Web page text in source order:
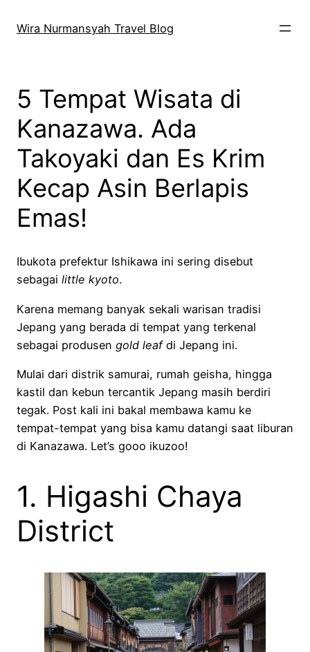
Wira Nurmansyah Travel Blog
5 Tempat Wisata di
Kanazawa. Ada
Takoyaki dan Es Krim
Kecap Asin Berlapis
Emas!
Ibukota prefektur Ishikawa ini sering disebut
sebagai little kyoto.
Karena memang banyak sekali warisan tradisi
Jepang yang berada di tempat yang terkenal
sebagai produsen gold leaf di Jepang ini.
Mulai dari distrik samurai, rumah geisha, hingga
kastil dan kebun tercantik Jepang masih berdiri
tegak. Post kali ini bakal membawa kamu ke
tempat-tempat yang bisa kamu datangi saat liburan
di Kanazawa. Let’s gooo ikuzoo!
1. Higashi Chaya
District